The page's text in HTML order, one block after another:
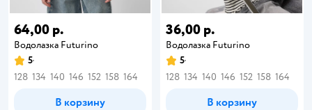
64,00 р.
Водолазка Futurino
5
128 134 140 146 152 158 164
В корзину
36,00 р.
Водолазка Futurino
5
128 134 140 146 152 158 164
В корзину